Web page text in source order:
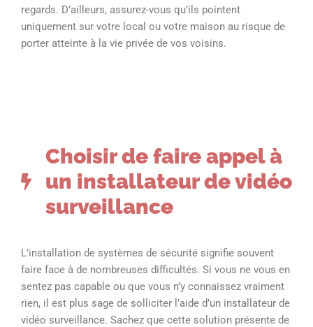
regards. D’ailleurs, assurez-vous qu’ils pointent
uniquement sur votre local ou votre maison au risque de
porter atteinte à la vie privée de vos voisins.
Choisir de faire appel à
un installateur de vidéo
surveillance
L’installation de systèmes de sécurité signifie souvent
faire face à de nombreuses difficultés. Si vous ne vous en
sentez pas capable ou que vous n’y connaissez vraiment
rien, il est plus sage de solliciter l’aide d’un installateur de
vidéo surveillance. Sachez que cette solution présente de